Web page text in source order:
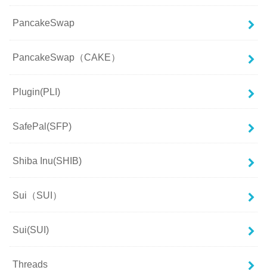
PancakeSwap
PancakeSwap（CAKE）
Plugin(PLI)
SafePal(SFP)
Shiba Inu(SHIB)
Sui（SUI）
Sui(SUI)
Threads